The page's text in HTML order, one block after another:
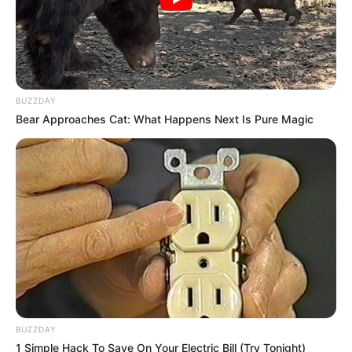
(foto: pixabay/AntonioCruzTrejo)
8. Selain kesehatan pernapasan, juga bagus untuk
kesehatan kulit sehingga nampak remaja kembali
dengan mandi berendam
BUZZDAY
Bear Approaches Cat: What Happens Next Is Pure Magic
BUZZDAY
1 Simple Hack To Save On Your Electric Bill (Try Tonight)